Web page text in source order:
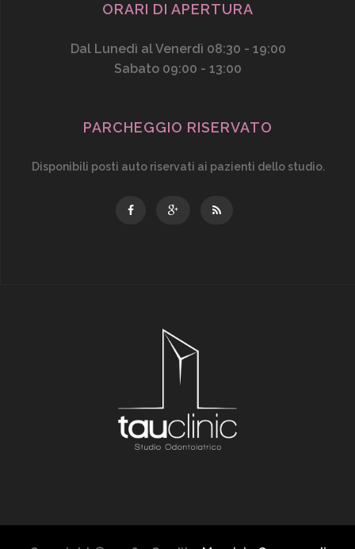
ORARI DI APERTURA
Dal Lunedì al Venerdì 08:30 - 19:00
Sabato 09:00 - 13:00
PARCHEGGIO RISERVATO
Disponibili posti auto riservati ai pazienti dello studio.